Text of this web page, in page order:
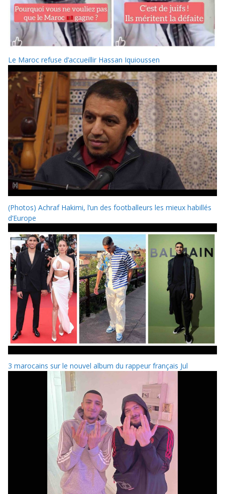
Le Maroc refuse d’accueillir Hassan Iquioussen
(Photos) Achraf Hakimi, l’un des footballeurs les mieux habillés
d’Europe
3 marocains sur le nouvel album du rappeur français Jul